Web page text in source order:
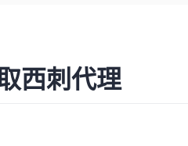
西刺代理